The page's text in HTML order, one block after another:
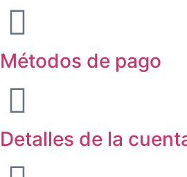
Métodos de pago
Detalles de la